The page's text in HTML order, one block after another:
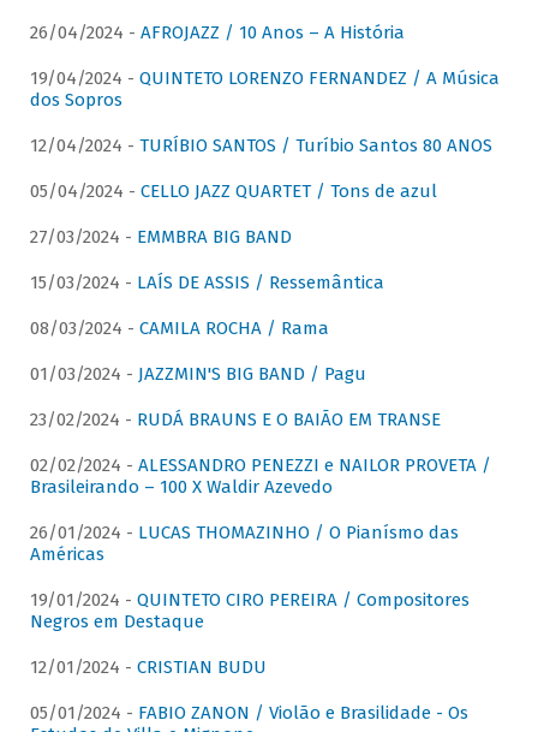
26/04/2024 - AFROJAZZ / 10 Anos – A História
19/04/2024 - QUINTETO LORENZO FERNANDEZ / A Música
dos Sopros
12/04/2024 - TURÍBIO SANTOS / Turíbio Santos 80 ANOS
05/04/2024 - CELLO JAZZ QUARTET / Tons de azul
27/03/2024 - EMMBRA BIG BAND
15/03/2024 - LAÍS DE ASSIS / Ressemântica
08/03/2024 - CAMILA ROCHA / Rama
01/03/2024 - JAZZMIN'S BIG BAND / Pagu
23/02/2024 - RUDÁ BRAUNS E O BAIÃO EM TRANSE
02/02/2024 - ALESSANDRO PENEZZI e NAILOR PROVETA /
Brasileirando – 100 X Waldir Azevedo
26/01/2024 - LUCAS THOMAZINHO / O Pianísmo das
Américas
19/01/2024 - QUINTETO CIRO PEREIRA / Compositores
Negros em Destaque
12/01/2024 - CRISTIAN BUDU
05/01/2024 - FABIO ZANON / Violão e Brasilidade - Os